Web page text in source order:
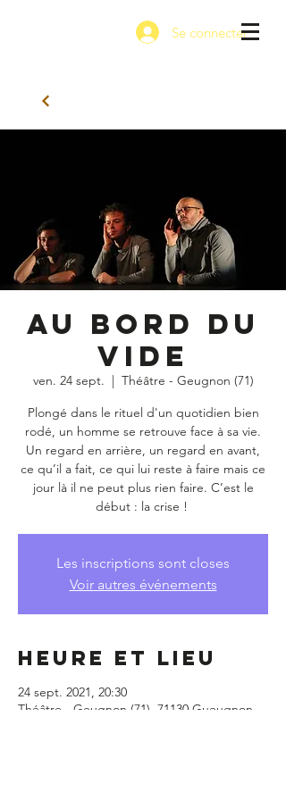
Se connecter
Au Bord du
Vide
ven. 24 sept.
  |
Théâtre - Geugnon (71)
Plongé dans le rituel d'un quotidien bien
rodé, un homme se retrouve face à sa vie.
Un regard en arrière, un regard en avant,
ce qu’il a fait, ce qui lui reste à faire mais ce
jour là il ne peut plus rien faire. C’est le
début : la crise !
Les inscriptions sont closes
Voir autres événements
Heure et lieu
24 sept. 2021, 20:30
Théâtre - Geugnon (71), 71130 Gueugnon,